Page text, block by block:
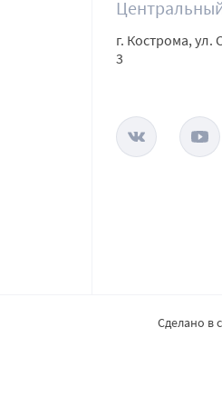
г. Кострома, ул.
3
Сделано в